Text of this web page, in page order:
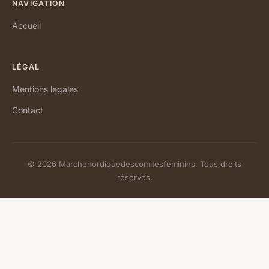
NAVIGATION
Accueil
LÉGAL
Mentions légales
Contact
© 2026 Marchenordiquedescomitesfeminins. Tous droits
réservés.